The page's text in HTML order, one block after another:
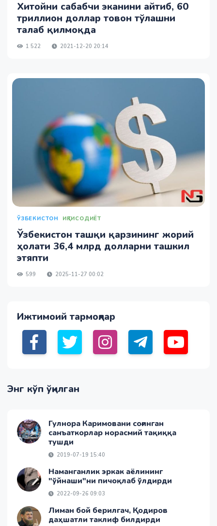
Хитойни сабабчи эканини айтиб, 60
триллион доллар товон тўлашни
талаб қилмоқда
1 522 2021-12-20 20:14
ЎЗБЕКИСТОН ИҚТИСОДИЁТ
Ўзбекистон ташқи қарзининг жорий
ҳолати 36,4 млрд долларни ташкил
этяпти
599 2025-11-27 00:02
Ижтимоий тармоқлар
Энг кўп ўқилган
Гулнора Каримовани соғинган
санъаткорлар норасмий тақиққа
тушди
2019-07-19 15:40
Наманганлик эркак аёлининг
"ўйнаши"ни пичоқлаб ўлдирди
2022-09-26 09:03
Лиман бой берилгач, Қодиров
даҳшатли таклиф билдирди